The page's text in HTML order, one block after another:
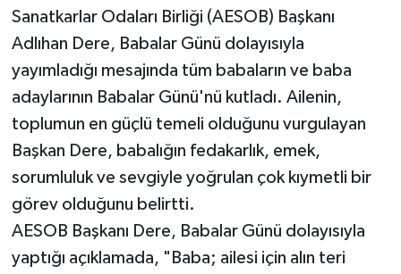
Sanatkarlar Odaları Birliği (AESOB) Başkanı
Adlıhan Dere, Babalar Günü dolayısıyla
yayımladığı mesajında tüm babaların ve baba
adaylarının Babalar Günü'nü kutladı. Ailenin,
toplumun en güçlü temeli olduğunu vurgulayan
Başkan Dere, babalığın fedakarlık, emek,
sorumluluk ve sevgiyle yoğrulan çok kıymetli bir
görev olduğunu belirtti.
AESOB Başkanı Dere, Babalar Günü dolayısıyla
yaptığı açıklamada, "Baba; ailesi için alın teri